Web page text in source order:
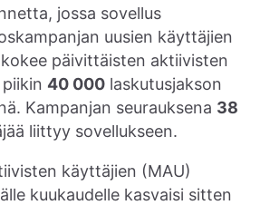
jossa sovellus
uusien käyttäjien
päivittäisten aktiivisten
40 000 laskutusjakson
Kampanjan seurauksena 38
liittyy sovellukseen.
käyttäjien (MAU)
kuukaudelle kasvaisi sitten